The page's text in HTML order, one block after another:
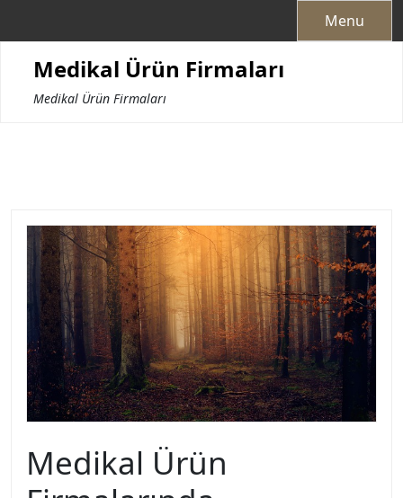
Menu
Medikal Ürün Firmaları
Medikal Ürün Firmaları
Medikal Ürün